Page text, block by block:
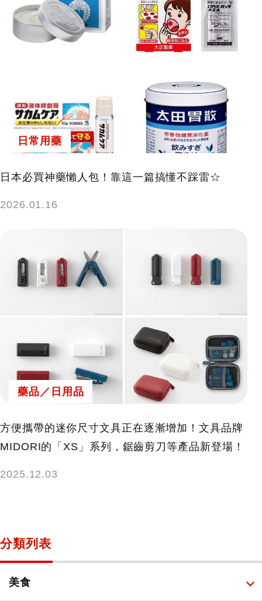
日常用藥
日本必買神藥懶人包！靠這一篇搞懂不踩雷☆
2026.01.16
藥品／日用品
方便攜帶的迷你尺寸文具正在逐漸增加！文具品牌
MIDORI的「XS」系列，鋸齒剪刀等產品新登場！
2025.12.03
分類列表
美食